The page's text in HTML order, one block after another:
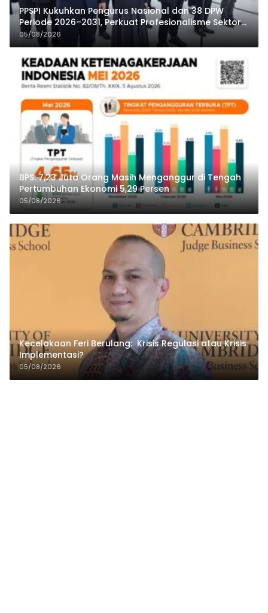
PPSPI Kukuhkan Pengurus Nasional dan 38 DPW
Periode 2026–2031, Perkuat Profesionalisme Sektor
Publik
05/08/2026
BPS: 7,23 Juta Orang Masih Menganggur di Tengah
Pertumbuhan Ekonomi 5,29 Persen
05/08/2026
Kecelakaan Feri Berulang: Krisis Regulasi atau Krisis
Implementasi?
05/08/2026